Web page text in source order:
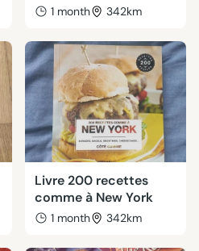
1 month 342km
Livre 200 recettes
comme à New York
1 month 342km